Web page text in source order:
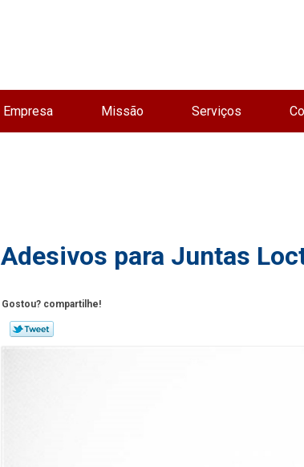
Empresa Missão Serviços
Adesivos para Juntas
Gostou? compartilhe!